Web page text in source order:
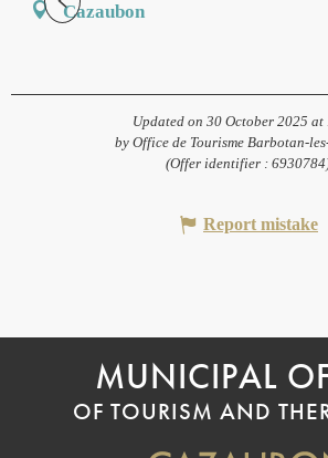
Cazaubon
Updated on 30 October 2025 at
by Office de Tourisme Barbotan-
(Offer identifier : 6930784
Report mistake
MUNICIPAL
OF TOURISM AND